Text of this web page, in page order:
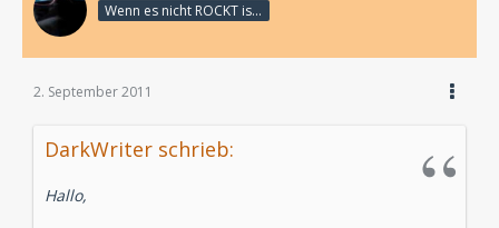
Wenn es nicht ROCKT is es fürn ARSCH!
2. September 2011
DarkWriter schrieb:
Hallo,